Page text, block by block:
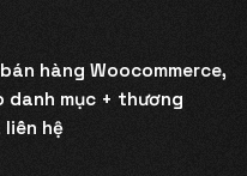
hàng Woocommerce,
danh mục + thương
hệ